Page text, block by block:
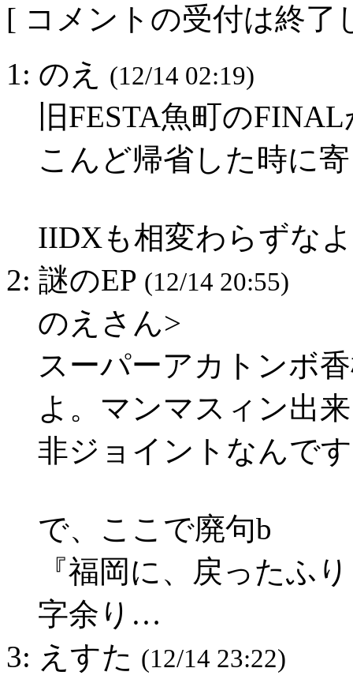
[ コメントの受付は終了
1: のえ
(12/14 02:19)
旧FESTA魚町の
こんど帰省した時に
IIDXも相変わらずな
2: 謎のEP (12/14 20:55)
のえさん>
スーパーアカトンボ
よ。マンマスィン出
非ジョイントなんで
で、ここで廃句b
『福岡に、戻ったふ
字余り…
3: えすた (12/14 23:22)